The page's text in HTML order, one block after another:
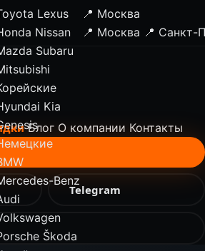
Lexus
Nissan
Subaru
Kia
Benz
Škoda
📍 Москва
📍 Москва 📍 Санкт-
Блог О компании Контакты
Telegram